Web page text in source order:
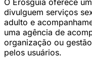
divulguem serviços
adulto e
uma agência de
organização ou
pelos usuários.